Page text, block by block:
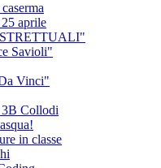
aprile
Savioli"
Vinci"
Collodi
in classe